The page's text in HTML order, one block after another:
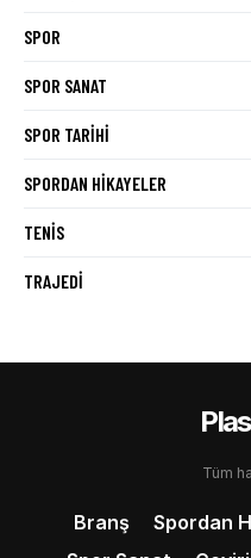
SPOR
SPOR SANAT
SPOR TARIHI
SPORDAN HIKAYELER
TENIS
TRAJEDI
Tüm
Branş Spordan